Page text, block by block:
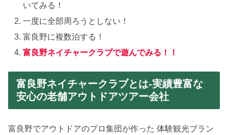
いてみる！
一度に全部周ろうとしない！
富良野に複数泊する！
富良野ネイチャークラブで遊んでみる！！
富良野ネイチャークラブとは-実績豊富な
安心の老舗アウトドアツアー会社
富良野でアウトドアのプロ集団が作った 体験観光ブラン